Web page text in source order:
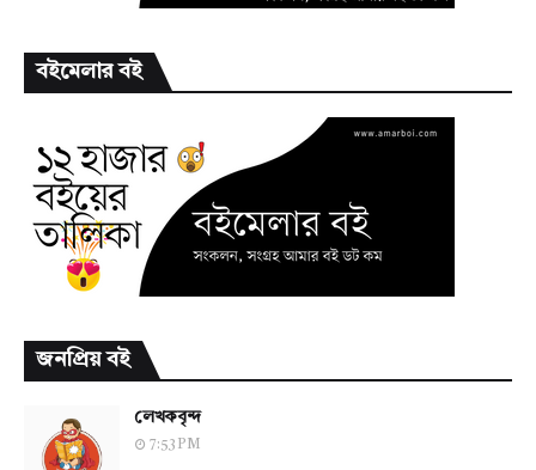
বইমেলার বই
জনপ্রিয় বই
লেখকবৃন্দ
7:53 PM